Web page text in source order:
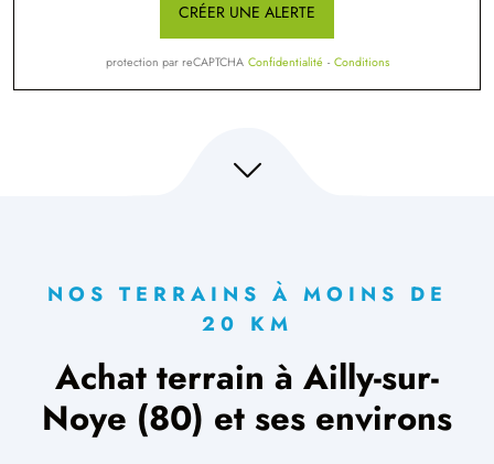
CRÉER UNE ALERTE
protection par reCAPTCHA Confidentialité - Conditions
NOS TERRAINS À MOINS DE
20 KM
Achat terrain à Ailly-sur-
Noye (80) et ses environs